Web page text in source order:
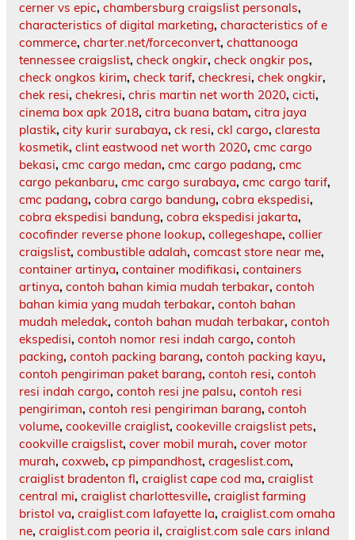
cerner vs epic, chambersburg craigslist personals,
characteristics of digital marketing, characteristics of e
commerce, charter.net/forceconvert, chattanooga
tennessee craigslist, check ongkir, check ongkir pos,
check ongkos kirim, check tarif, checkresi, chek ongkir,
chek resi, chekresi, chris martin net worth 2020, cicti,
cinema box apk 2018, citra buana batam, citra jaya
plastik, city kurir surabaya, ck resi, ckl cargo, claresta
kosmetik, clint eastwood net worth 2020, cmc cargo
bekasi, cmc cargo medan, cmc cargo padang, cmc
cargo pekanbaru, cmc cargo surabaya, cmc cargo tarif,
cmc padang, cobra cargo bandung, cobra ekspedisi,
cobra ekspedisi bandung, cobra ekspedisi jakarta,
cocofinder reverse phone lookup, collegeshape, collier
craigslist, combustible adalah, comcast store near me,
container artinya, container modifikasi, containers
artinya, contoh bahan kimia mudah terbakar, contoh
bahan kimia yang mudah terbakar, contoh bahan
mudah meledak, contoh bahan mudah terbakar, contoh
ekspedisi, contoh nomor resi indah cargo, contoh
packing, contoh packing barang, contoh packing kayu,
contoh pengiriman paket barang, contoh resi, contoh
resi indah cargo, contoh resi jne palsu, contoh resi
pengiriman, contoh resi pengiriman barang, contoh
volume, cookeville craiglist, cookeville craigslist pets,
cookville craigslist, cover mobil murah, cover motor
murah, coxweb, cp pimpandhost, crageslist.com,
craiglist bradenton fl, craiglist cape cod ma, craiglist
central mi, craiglist charlottesville, craiglist farming
bristol va, craiglist.com lafayette la, craiglist.com omaha
ne, craiglist.com peoria il, craiglist.com sale cars inland